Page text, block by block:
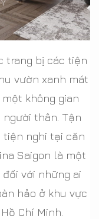
trang bị các tiện
vườn xanh mát
không gian
thân. Tận
tiện nghi tại căn
Saigon là một
với những ai
hảo ở khu vực
Chí Minh.